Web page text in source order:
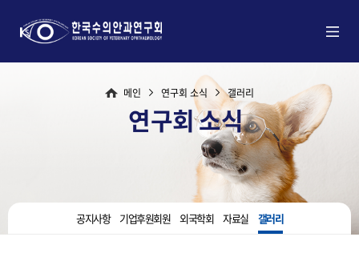
메인 연구회 소식 갤러리
연구회 소식
공지사항 기업후원회원 외국학회 자료실 갤러리